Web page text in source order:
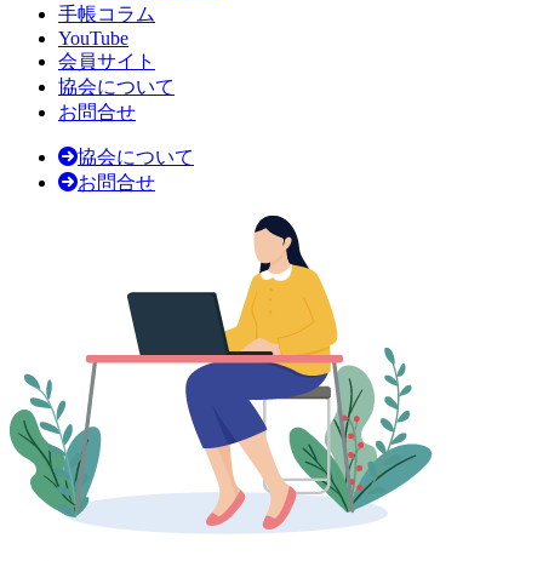
手帳コラム
YouTube
会員サイト
協会について
お問合せ
協会について
お問合せ